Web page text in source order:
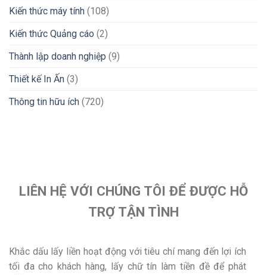
Kiến thức máy tính (108)
Kiến thức Quảng cáo (2)
Thành lập doanh nghiệp (9)
Thiết kế In Ấn (3)
Thông tin hữu ích (720)
LIÊN HỆ VỚI CHÚNG TÔI ĐỂ ĐƯỢC HỖ
TRỢ TẬN TÌNH
Khắc dấu lấy liền hoạt động với tiêu chí mang đến lợi ích
tối đa cho khách hàng, lấy chữ tín làm tiền đề để phát